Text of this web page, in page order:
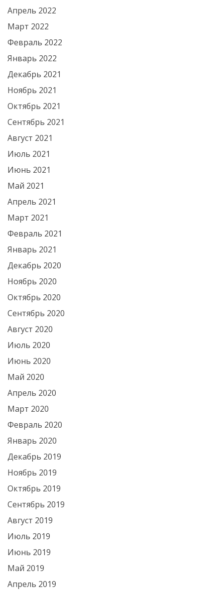
Апрель 2022
Март 2022
Февраль 2022
Январь 2022
Декабрь 2021
Ноябрь 2021
Октябрь 2021
Сентябрь 2021
Август 2021
Июль 2021
Июнь 2021
Май 2021
Апрель 2021
Март 2021
Февраль 2021
Январь 2021
Декабрь 2020
Ноябрь 2020
Октябрь 2020
Сентябрь 2020
Август 2020
Июль 2020
Июнь 2020
Май 2020
Апрель 2020
Март 2020
Февраль 2020
Январь 2020
Декабрь 2019
Ноябрь 2019
Октябрь 2019
Сентябрь 2019
Август 2019
Июль 2019
Июнь 2019
Май 2019
Апрель 2019